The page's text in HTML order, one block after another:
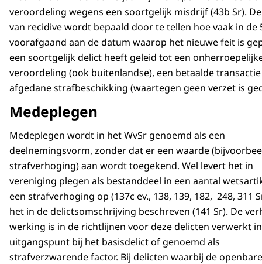
veroordeling wegens een soortgelijk misdrijf (43b Sr).
van recidive wordt bepaald door te tellen hoe vaak in de
voorafgaand aan de datum waarop het nieuwe feit is
een soortgelijk delict heeft geleid tot een
veroordeling (ook buitenlandse), een betaalde
afgedane strafbeschikking (waartegen geen verzet is
Medeplegen
Medeplegen wordt in het WvSr genoemd als een
deelnemingsvorm, zonder dat er een waarde
strafverhoging) aan wordt toegekend. Wel levert het in
vereniging plegen als bestanddeel in een aantal
een strafverhoging op (137c ev., 138, 139, 182, 248, 311
het in de delictsomschrijving beschreven (141 Sr). De
werking is in de richtlijnen voor deze delicten verwerkt
uitgangspunt bij het basisdelict of genoemd als
strafverzwarende factor. Bij delicten waarbij de openbare